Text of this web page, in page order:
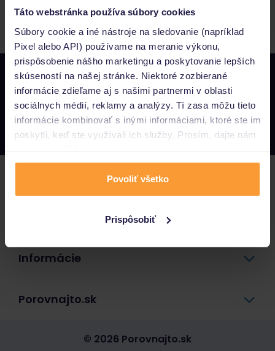
Táto webstránka používa súbory cookies
Súbory cookie a iné nástroje na sledovanie (napríklad
Pixel alebo API) používame na meranie výkonu,
prispôsobenie nášho marketingu a poskytovanie lepších
skúseností na našej stránke. Niektoré zozbierané
informácie zdieľame aj s našimi partnermi v oblasti
sociálnych médií, reklamy a analýzy. Tí zasa môžu tieto
informácie kombinovať s inými informáciami, ktoré ste im
poskytli, keď ste využívali ich služby. Prosím, dajte nám
na to svoj súhlas.
Povoliť všetko
Prispôsobiť
Napíšte nám
info@porovnajto.sk
Zavolajte nám
0800 400 300
Informácie
Porovnajto.sk
© 2026 Porovnajto.sk